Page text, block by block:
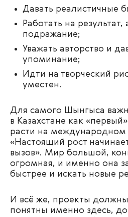
Давать реалистичные
Работать на результат,
подражание;
Уважать авторство и
упоминание;
Идти на творческий
уместен.
Для самого Шынгыса
в Казахстане как
расти на международном
«Настоящий рост
вызов». Мир большой,
огромная, и именно она
быстрее и искать новые
И всё же, проекты
понятны именно здесь,